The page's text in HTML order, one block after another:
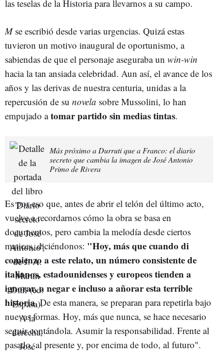
las teselas de la Historia para llevarnos a su campo.
Mse escribió desde varias urgencias. Quizá estas
tuvieron un motivo inaugural de oportunismo, a
sabiendas de que el personaje aseguraba un win-win
hacia la tan ansiada celebridad. Aun así, el avance de los
años y las derivas de nuestra centuria, unidas a la
repercusión de su novela sobre Mussolini, lo han
empujado atomar partido sin medias tintas.
Más próximo a Durruti que a Franco: el diario
secreto que cambia la imagen de José Antonio
Primo de Rivera
Es por eso que, antes de abrir el telón del último acto,
vuelve a recordarnos cómo la obra se basa en
documentos, pero cambia la melodía desde ciertos
matices, diciéndonos: "Hoy, más que cuando di
comienzo a este relato, un número consistente de
italianos, estadounidenses y europeos tienden a
ignorar, a negar e incluso a añorar esta terrible
historia. De esta manera, se preparan para repetirla bajo
nuevas formas. Hoy, más que nunca, se hace necesario
seguir contándola. Asumir la responsabilidad. Frente al
pasado, al presente y, por encima de todo, al futuro".